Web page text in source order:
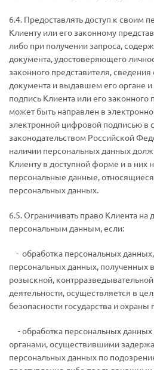
6.4. Предоставлять доступ к своим
Клиенту или его законному
либо при получении запроса,
документа, удостоверяющего
законного представителя,
документа и выдавшем его органе
подпись Клиента или его законного
может быть направлен в
электронной цифровой подписью в
законодательством Российской
наличии персональных данных
Клиенту в доступной форме и в них
персональные данные,
персональных данных.
6.5. Ограничивать право Клиента на
персональным данным, если:
- обработка персональных
персональных данных, полученных
розыскной,
деятельности, осуществляется в
безопасности государства и охраны
- обработка персональных
органами, осуществившими
персональных данных по